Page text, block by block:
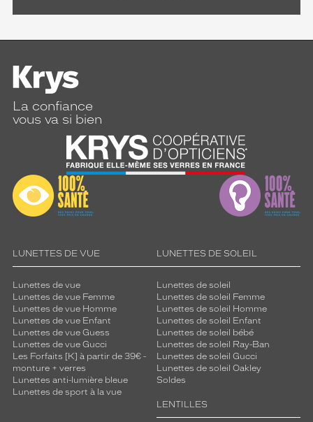
La confiance
vous va si bien
LUNETTES DE VUE
Lunettes de vue
Lunettes de vue Femme
Lunettes de vue Homme
Lunettes de vue Enfant
Lunettes de vue Guess
Lunettes de vue Gucci
Les Forfaits [K] à partir de 39€ -
monture + verres
Lunettes anti-lumière bleue
Lunettes de sport à la vue
LUNETTES DE SOLEIL
Lunettes de soleil
Lunettes de soleil Femme
Lunettes de soleil Homme
Lunettes de soleil Enfant
Lunettes de soleil bébé
Lunettes de soleil Ray-Ban
Lunettes de soleil Gucci
Lunettes de soleil Oakley
Soldes
LENTILLES